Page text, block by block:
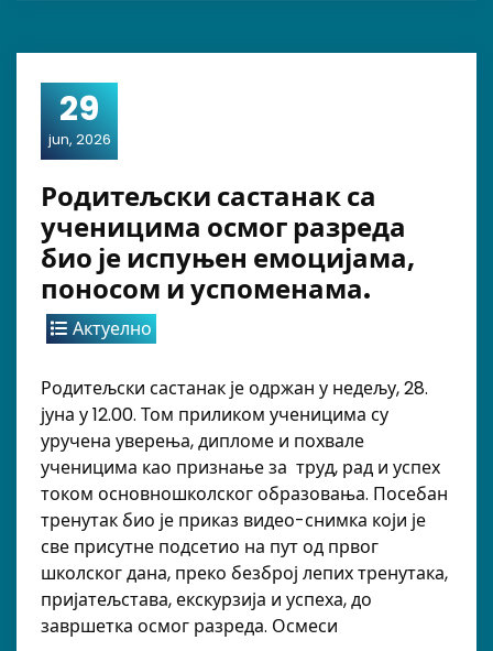
29
jun, 2026
Родитељски састанак са
ученицима осмог разреда
био је испуњен емоцијама,
поносом и успоменама.
Актуелно
Родитељски састанак је одржан у недељу, 28.
јуна у 12.00. Том приликом ученицима су
уручена уверења, дипломе и похвале
ученицима као признање за труд, рад и успех
током основношколског образовања. Посебан
тренутак био је приказ видео-снимка који је
све присутне подсетио на пут од првог
школског дана, преко безброј лепих тренутака,
пријатељстава, екскурзија и успеха, до
завршетка осмог разреда. Осмеси